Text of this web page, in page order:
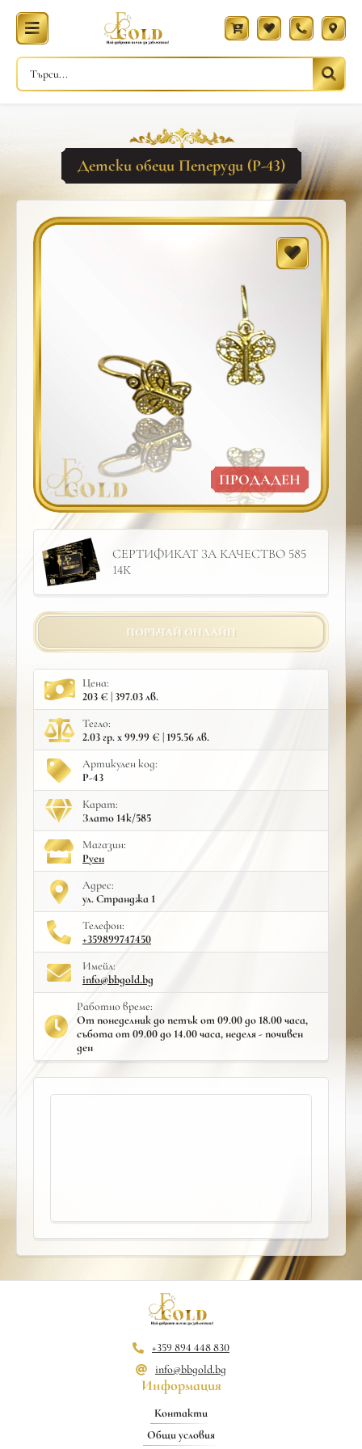
Детски обеци Пеперуди (Р-43)
ПРОДАДЕН
СЕРТИФИКАТ ЗА КАЧЕСТВО 585
14К
ПОРЪЧАЙ ОНЛАЙН
Цена:
203 € | 397.03 лв.
Тегло:
2.03 гр. x 99.99 € | 195.56 лв.
Артикулен код:
Р-43
Карат:
Злато 14к/585
Mагазин:
Руен
Адрес:
ул. Странджа 1
Телефон:
+359899747450
Имейл:
info@bbgold.bg
Работно време:
От понеделник до петък от 09.00 до 18.00 часа,
събота от 09.00 до 14.00 часа, неделя - почивен
ден
+359 894 448 830
info@bbgold.bg
Информация
Контакти
Общи условия